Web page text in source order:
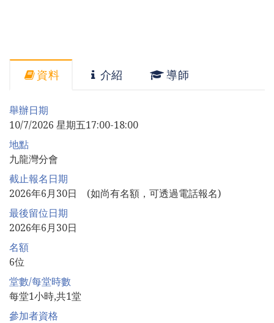
資料 介紹 導師
舉辦日期
10/7/2026 星期五17:00-18:00
地點
九龍灣分會
截止報名日期
2026年6月30日 (如尚有名額，可透過電話報名)
最後留位日期
2026年6月30日
名額
6位
堂數/每堂時數
每堂1小時,共1堂
參加者資格